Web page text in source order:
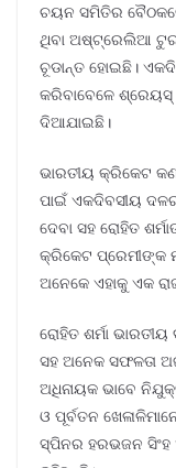
ଚୟନ ସମିତିର
ଥିବା ଅଷ୍ଟ୍ରେଲିଆ
ଚୂଡାନ୍ତ ହୋଇଛି।
କରିବାବେଳେ
ଦିଆଯାଇଛି।
ଭାରତୀୟ କ୍ରିକେଟ
ପାଇଁ ଏକଦିବସୀୟ
ଦେବା ସହ ରୋହିତ
କ୍ରିକେଟ ପ୍ରେମୀଙ୍କ
ଅନେକେ ଏହାକୁ ଏକ
ରୋହିତ ଶର୍ମା
ସହ ଅନେକ ସଫଳତା
ଅଧିନାୟକ ଭାବେ
ଓ ପୂର୍ବତନ
ସ୍ପିନର ହରଭଜନ ସିଂହ